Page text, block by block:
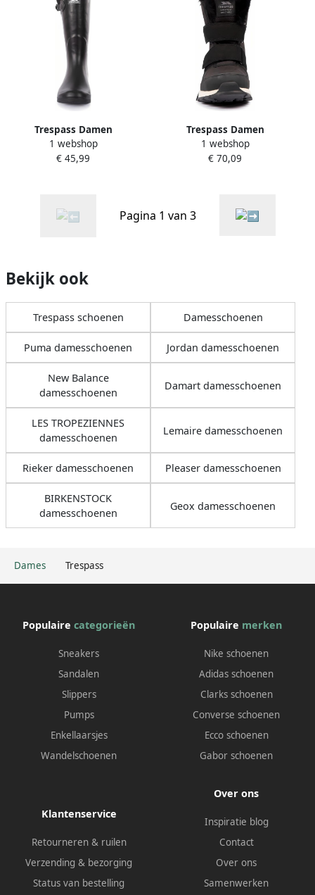
Dames Trespass
Trespass Damen
Gummistiefel Damon
Female Welly Black
1 webshop
€ 45,99
Trespass Damen
Winterschuhe Eira Female
Snowboot Black
1 webshop
€ 70,09
Pagina 1 van 3
Bekijk ook
Trespass schoenen Damesschoenen
Puma damesschoenen Jordan damesschoenen
New Balance
damesschoenen
Damart damesschoenen
LES TROPEZIENNES
damesschoenen
Lemaire damesschoenen
Rieker damesschoenen Pleaser damesschoenen
BIRKENSTOCK
damesschoenen
Geox damesschoenen
Populaire categorieën
Sneakers
Sandalen
Slippers
Pumps
Enkellaarsjes
Wandelschoenen
Populaire merken
Nike schoenen
Adidas schoenen
Clarks schoenen
Converse schoenen
Ecco schoenen
Gabor schoenen
Klantenservice
Retourneren & ruilen
Verzending & bezorging
Status van bestelling
Over ons
Inspiratie blog
Contact
Over ons
Samenwerken